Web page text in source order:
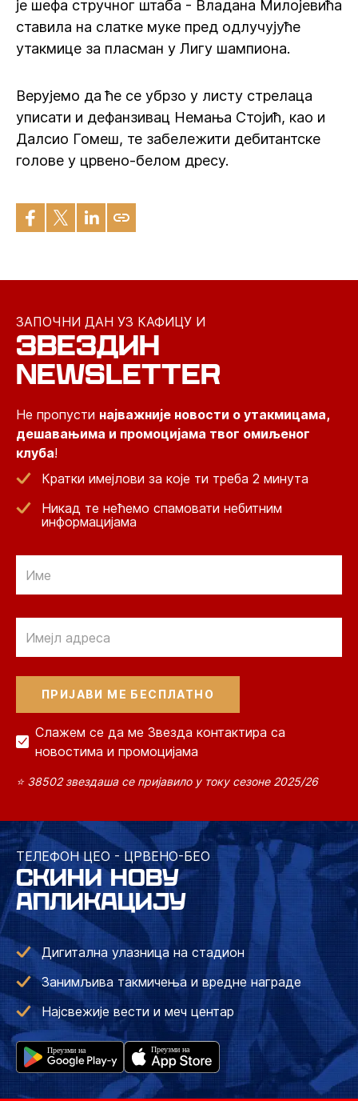
је шефа стручног штаба - Владана Милојевића
ставила на слатке муке пред одлучујуће
утакмице за пласман у Лигу шампиона.
Верујемо да ће се убрзо у листу стрелаца
уписати и дефанзивац Немања Стојић, као и
Далсио Гомеш, те забележити дебитантске
голове у црвено-белом дресу.
ЗАПОЧНИ ДАН УЗ КАФИЦУ И
ЗВЕЗДИН
NEWSLETTER
Не пропусти најважније новости о утакмицама,
дешавањима и промоцијама твог омиљеног
клуба!
Кратки имејлови за које ти треба 2 минута
Никад те нећемо спамовати небитним
информацијама
Слажем се да ме Звезда контактира са
новостима и промоцијама
⭐ 38502 звездаша се пријавило у току сезоне 2025/26
ТЕЛЕФОН ЦЕО - ЦРВЕНО-БЕО
СКИНИ НОВУ
АПЛИКАЦИЈУ
Дигитална улазница на стадион
Занимљива такмичења и вредне награде
Најсвежије вести и меч центар